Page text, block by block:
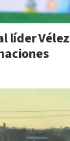
líder